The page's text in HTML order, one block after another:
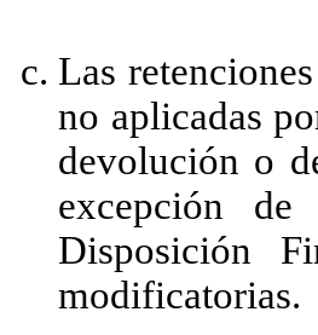
Las
no aplicadas
devolución o
excepción
Disposición
modificatorias.